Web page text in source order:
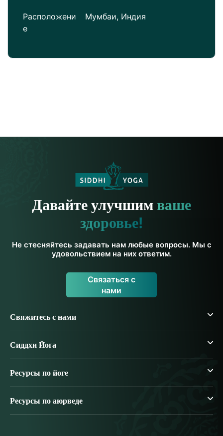
Расположени
е
Мумбаи, Индия
Давайте улучшимваше
здоровье!
Не стесняйтесь задавать нам любые вопросы. Мы с
удовольствием на них ответим.
Связаться с
нами
Свяжитесь с нами
Сиддхи Йога
Ресурсы по йоге
Ресурсы по аюрведе